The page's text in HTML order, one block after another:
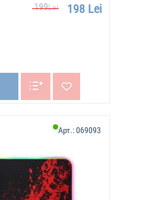
199Lei 198 Lei
Арт.:069093